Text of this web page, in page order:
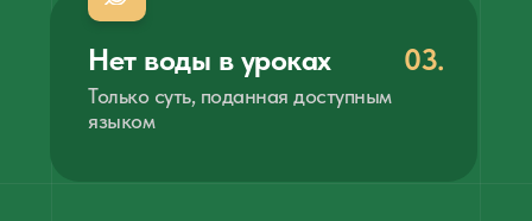
Только суть, поданная доступным
языком
03.
Нет воды в уроках